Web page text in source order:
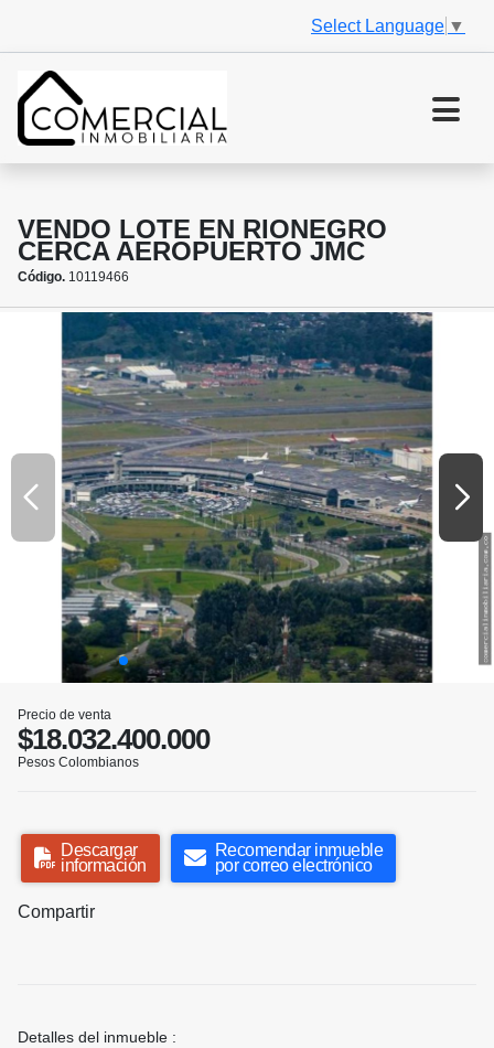
Select Language ▼
VENDO LOTE EN RIONEGRO
CERCA AEROPUERTO JMC
Código. 10119466
Precio de venta
$18.032.400.000
Pesos Colombianos
Descargar
información
Recomendar inmueble
por correo electrónico
Compartir
Detalles del inmueble :